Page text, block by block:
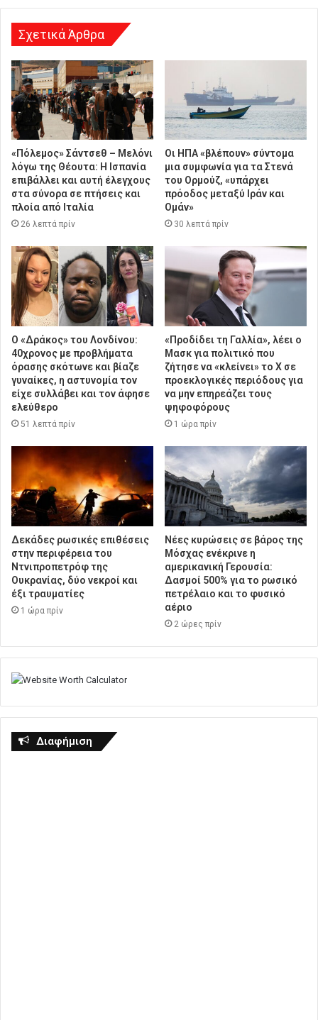
Σχετικά Άρθρα
«Πόλεμος» Σάντσεθ – Μελόνι
λόγω της Θέουτα: Η Ισπανία
επιβάλλει και αυτή έλεγχους
στα σύνορα σε πτήσεις και
πλοία από Ιταλία
26 λεπτά πρίν
Οι ΗΠΑ «βλέπουν» σύντομα
μια συμφωνία για τα Στενά
του Ορμούζ, «υπάρχει
πρόοδος μεταξύ Ιράν και
Ομάν»
30 λεπτά πρίν
Ο «Δράκος» του Λονδίνου:
40χρονος με προβλήματα
όρασης σκότωνε και βίαζε
γυναίκες, η αστυνομία τον
είχε συλλάβει και τον άφησε
ελεύθερο
51 λεπτά πρίν
«Προδίδει τη Γαλλία», λέει ο
Μασκ για πολιτικό που
ζήτησε να «κλείνει» το X σε
προεκλογικές περιόδους για
να μην επηρεάζει τους
ψηφοφόρους
1 ώρα πρίν
Δεκάδες ρωσικές επιθέσεις
στην περιφέρεια του
Ντνιπροπετρόφ της
Ουκρανίας, δύο νεκροί και
έξι τραυματίες
1 ώρα πρίν
Νέες κυρώσεις σε βάρος της
Μόσχας ενέκρινε η
αμερικανική Γερουσία:
Δασμοί 500% για το ρωσικό
πετρέλαιο και το φυσικό
αέριο
2 ώρες πρίν
Διαφήμιση